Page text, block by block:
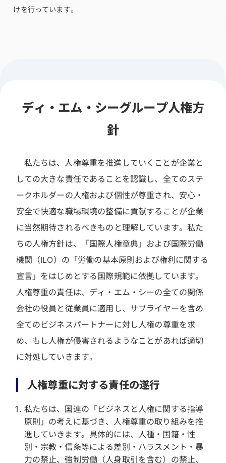
けを行っています。
ディ・エム・シーグループ人権方
針
私たちは、人権尊重を推進していくことが企業と
しての大きな責任であることを認識し、全てのステ
ークホルダーの人権および個性が尊重され、安心・
安全で快適な職場環境の整備に貢献することが企業
に当然期待されるべきものと理解しています。私た
ちの人権方針は、「国際人権章典」および国際労働
機関（ILO）の「労働の基本原則および権利に関する
宣言」をはじめとする国際規範に依拠しています。
人権尊重の責任は、ディ・エム・シーの全ての関係
会社の役員と従業員に適用し、サプライヤーを含め
全てのビジネスパートナーに対し人権の尊重を求
め、もし人権が侵害されるようなことがあれば適切
に対処していきます。
人権尊重に対する責任の遂行
私たちは、国連の「ビジネスと人権に関する指導
原則」の考えに基づき、人権尊重の取り組みを推
進していきます。具体的には、人種・国籍・性
別・宗教・信条等による差別・ハラスメント・暴
力の禁止、強制労働（人身取引を含む）の禁止、